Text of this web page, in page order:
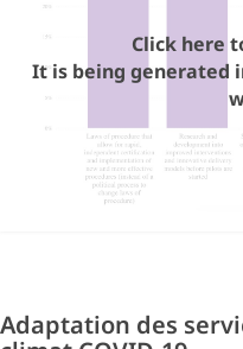
Click here
It is being generated
Adaptation des